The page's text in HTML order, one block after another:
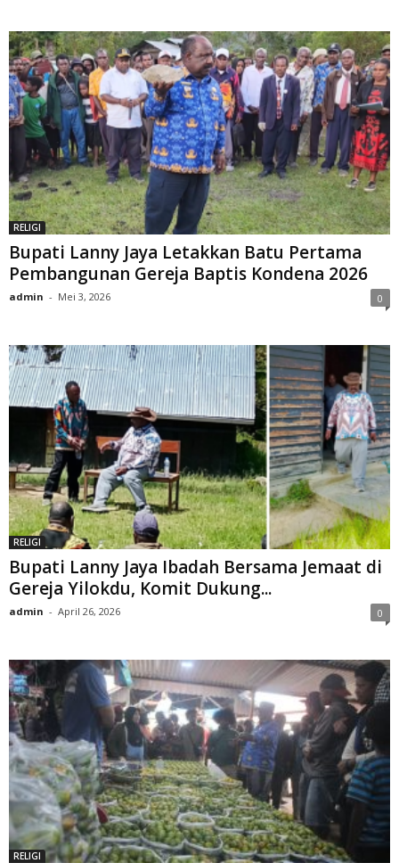
RELIGI
Bupati Lanny Jaya Letakkan Batu Pertama
Pembangunan Gereja Baptis Kondena 2026
admin - Mei 3, 2026 0
RELIGI
Bupati Lanny Jaya Ibadah Bersama Jemaat di
Gereja Yilokdu, Komit Dukung...
admin - April 26, 2026 0
RELIGI